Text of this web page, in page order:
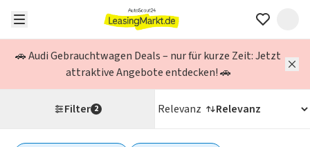
🚗 Audi Gebrauchtwagen Deals – nur für kurze Zeit: Jetzt
attraktive Angebote entdecken! 🚗
Filter 2 Relevanz